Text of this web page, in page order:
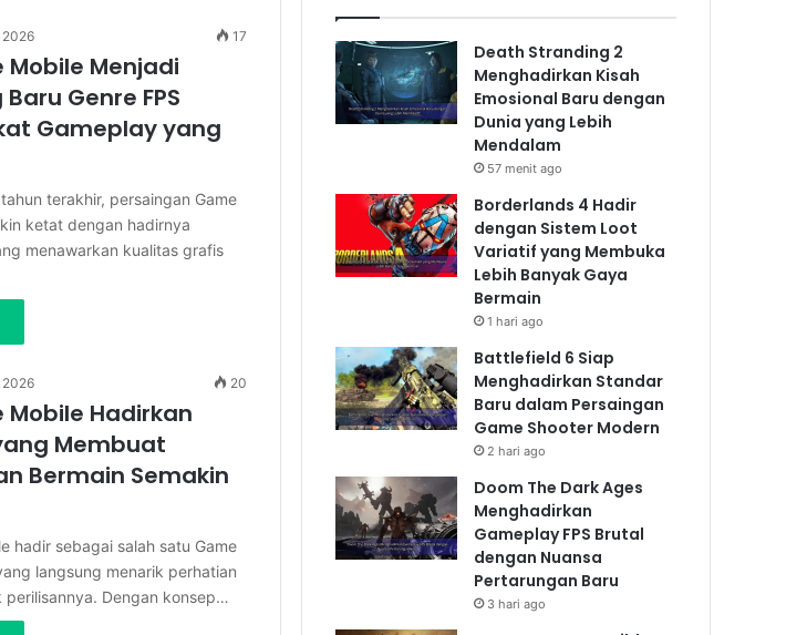
2026 17
Mobile Menjadi
Genre FPS
Gameplay yang
terakhir, persaingan Game
ketat dengan hadirnya
menawarkan kualitas grafis
2026 20
Mobile Hadirkan
Membuat
Bermain Semakin
hadir sebagai salah satu Game
langsung menarik perhatian
perilisannya. Dengan konsep…
Death Stranding 2
Menghadirkan Kisah
Emosional Baru dengan
Dunia yang Lebih
Mendalam
57 menit ago
Borderlands 4 Hadir
dengan Sistem Loot
Variatif yang Membuka
Lebih Banyak Gaya
Bermain
1 hari ago
Battlefield 6 Siap
Menghadirkan Standar
Baru dalam Persaingan
Game Shooter Modern
2 hari ago
Doom The Dark Ages
Menghadirkan
Gameplay FPS Brutal
dengan Nuansa
Pertarungan Baru
3 hari ago